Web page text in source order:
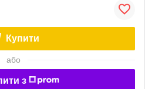
Купити
або
з